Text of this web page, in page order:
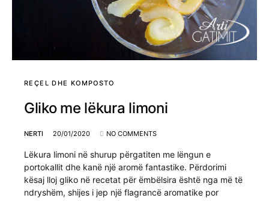
REÇEL DHE KOMPOSTO
Gliko me lëkura limoni
NERTI 20/01/2020 NO COMMENTS
Lëkura limoni në shurup përgatiten me lëngun e
portokallit dhe kanë një aromë fantastike. Përdorimi
kësaj lloj gliko në recetat për ëmbëlsira është nga më të
ndryshëm, shijes i jep një flagrancë aromatike por